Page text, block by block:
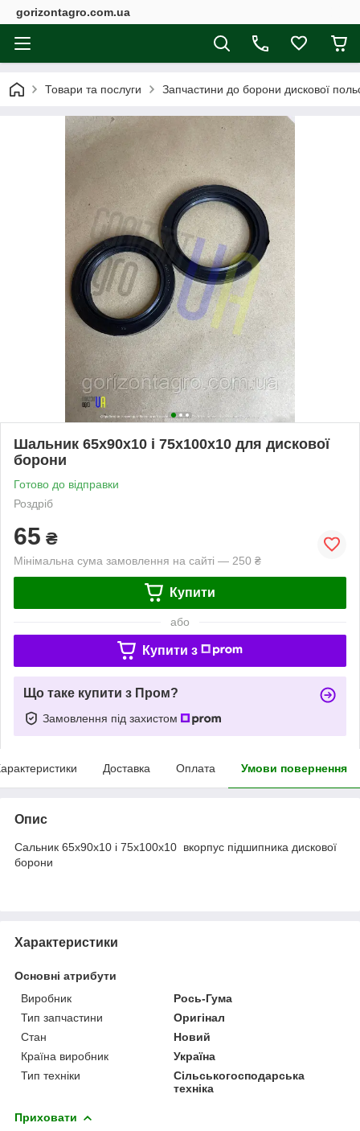
gorizontagro.com.ua
Товари та послуги Запчастини до борони дискової
Шальник 65х90х10 і 75х100х10 для дискової
борони
Готово до відправки
Роздріб
65 ₴
Мінімальна сума замовлення на сайті — 250 ₴
Купити
або
Купити з
Що таке купити з Пром?
Замовлення під захистом
Доставка Оплата Умови повернення
Опис
Сальник 65х90х10 і 75х100х10 вкорпус підшипника дискової
борони
Характеристики
Основні атрибути
Виробник
Рось-Гума
Тип запчастини
Оригінал
Стан
Новий
Країна виробник
Україна
Тип техніки
Сільськогосподарська
техніка
Приховати